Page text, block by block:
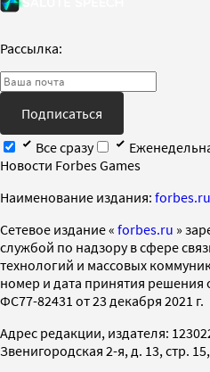
Рассылка:
Подписаться
Все сразу
Новости Forbes Games
Наименование издания: forbes.ru
Cетевое издание « forbes.ru »
службой по надзору в сфере
технологий и массовых
номер и дата принятия решения
ФС77-82431 от 23 декабря 2021 г.
Адрес редакции, издателя:
Звенигородская 2-я, д. 13, стр.